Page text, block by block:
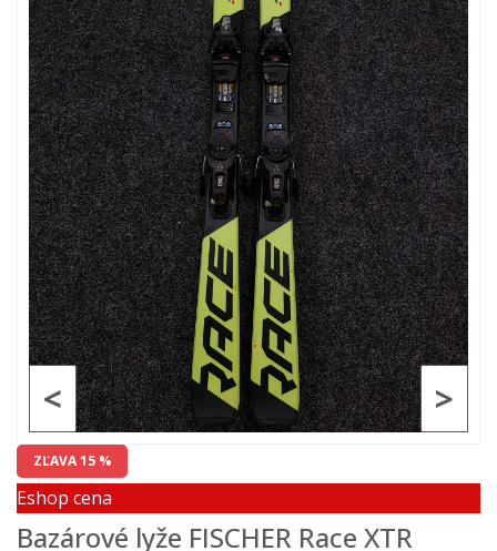
>
<
ZĽAVA 15 %
Eshop cena
Bazárové lyže FISCHER Race XTR